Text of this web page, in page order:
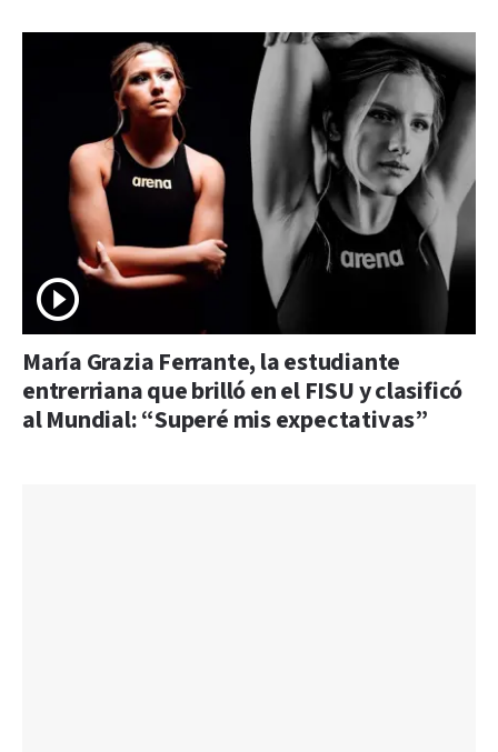
María Grazia Ferrante, la estudiante
entrerriana que brilló en el FISU y clasificó
al Mundial: “Superé mis expectativas”